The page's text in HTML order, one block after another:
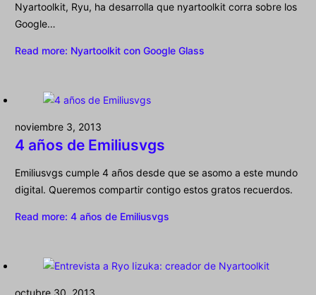
Nyartoolkit, Ryu, ha desarrolla que nyartoolkit corra sobre los
Google…
Read more: Nyartoolkit con Google Glass
noviembre 3, 2013
4 años de Emiliusvgs
Emiliusvgs cumple 4 años desde que se asomo a este mundo
digital. Queremos compartir contigo estos gratos recuerdos.
Read more: 4 años de Emiliusvgs